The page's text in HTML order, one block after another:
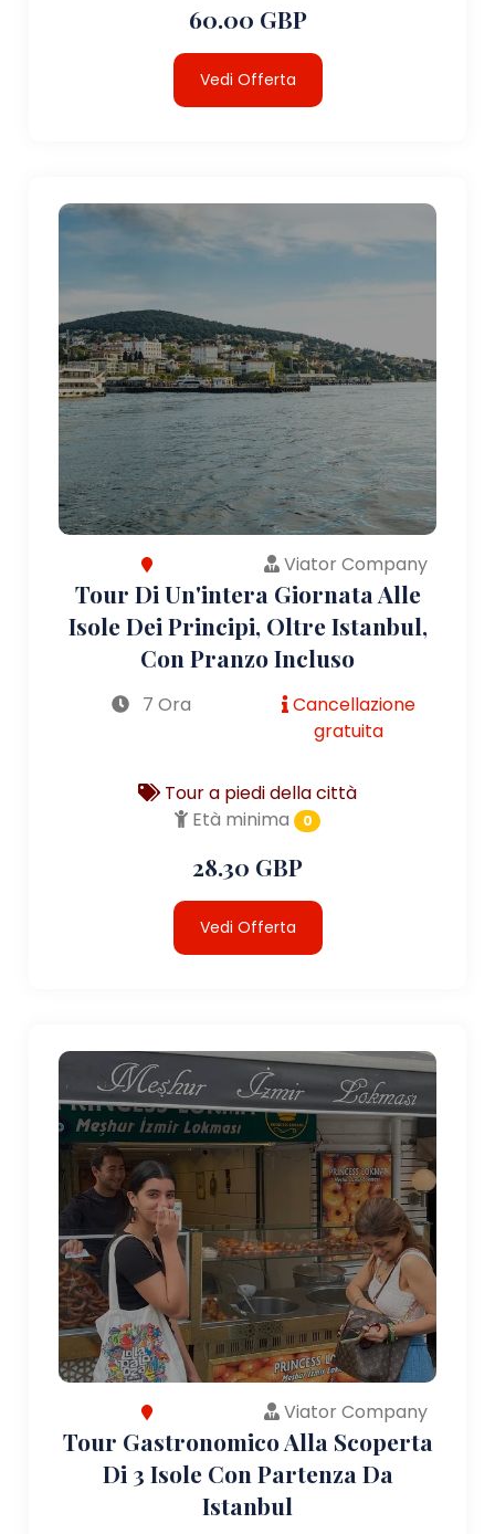
60.00 GBP
Vedi Offerta
Viator Company
Tour Di Un'intera Giornata Alle
Isole Dei Principi, Oltre Istanbul,
Con Pranzo Incluso
7 Ora
Cancellazione
gratuita
Tour a piedi della città
Età minima
0
28.30 GBP
Vedi Offerta
Viator Company
Tour Gastronomico Alla Scoperta
Di 3 Isole Con Partenza Da
Istanbul